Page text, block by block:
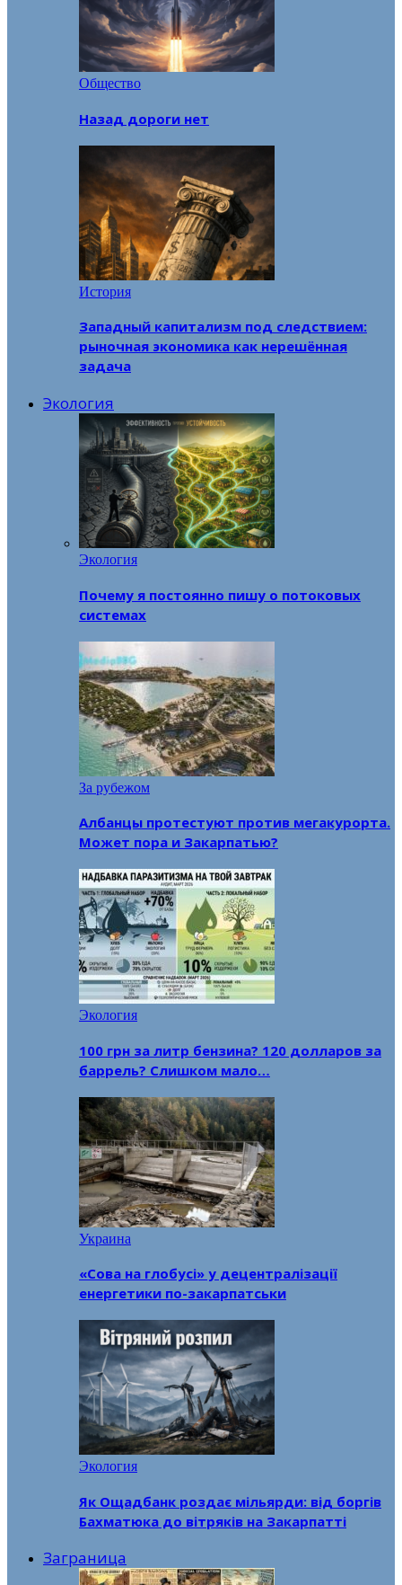
Общество
Назад дороги нет
История
Западный капитализм под следствием:
рыночная экономика как нерешённая
задача
Экология
Экология
Почему я постоянно пишу о потоковых
системах
За рубежом
Албанцы протестуют против мегакурорта.
Может пора и Закарпатью?
Экология
100 грн за литр бензина? 120 долларов за
баррель? Слишком мало…
Украина
«Сова на глобусі» у децентралізації
енергетики по-закарпатськи
Экология
Як Ощадбанк роздає мільярди: від боргів
Бахматюка до вітряків на Закарпатті
Заграница